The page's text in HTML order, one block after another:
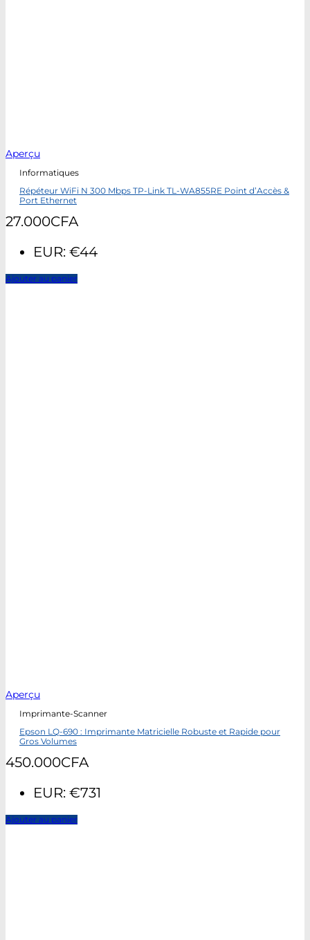
Aperçu
Informatiques
Répéteur WiFi N 300 Mbps TP-Link TL-WA855RE Point d’Accès &
Port Ethernet
27.000CFA
EUR: €44
Ajouter au panier
Aperçu
Imprimante-Scanner
Epson LQ-690 : Imprimante Matricielle Robuste et Rapide pour
Gros Volumes
450.000CFA
EUR: €731
Ajouter au panier